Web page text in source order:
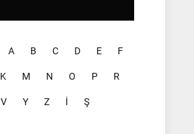
A B C D E F
K M N O P R
V Y Z İ Ş